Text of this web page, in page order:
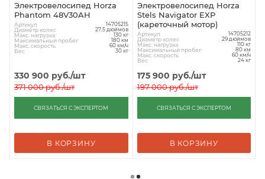
Электровелосипед Horza
Phantom 48V30AH
Артикул 14705215
Диаметр колес 27.5 дюймов
Макс. нагрузка 130 кг
Максимальный пробег 180 км
Макс. скорость 60 км/ч
Вес 30 кг
330 900 руб./шт
371 000руб./шт
СВЯЗАТЬСЯ С ЭКСПЕРТОМ
В КОРЗИНУ
Электровелосипед Horza
Stels Navigator EXP
(кареточный мотор)
Артикул 14705212
Диаметр колес 29 дюймов
Макс. нагрузка 110 кг
Максимальный пробег 80 км
Макс. скорость 60 км/ч
Вес 24 кг
175 900 руб./шт
197 000руб./шт
СВЯЗАТЬСЯ С ЭКСПЕРТОМ
В КОРЗИНУ